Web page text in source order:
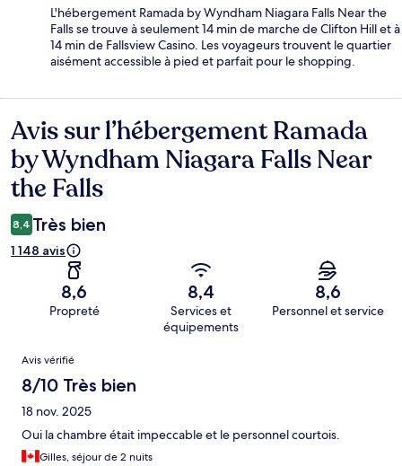
L'hébergement Ramada by Wyndham Niagara Falls Near the
Falls se trouve à seulement 14 min de marche de Clifton Hill et à
14 min de Fallsview Casino. Les voyageurs trouvent le quartier
aisément accessible à pied et parfait pour le shopping.
Avis
Avis sur l’hébergement Ramada
by Wyndham Niagara Falls Near
the Falls
8,4 Très bien
1 148 avis
8,6
Propreté
8,4
Services et
équipements
8,6
Personnel et service
Avis
Avis vérifié
8/10 Très bien
18 nov. 2025
Oui la chambre était impeccable et le personnel courtois.
Gilles, séjour de 2 nuits